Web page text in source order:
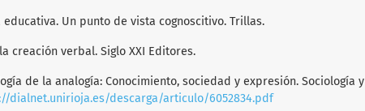
educativa. Un punto de vista cognoscitivo. Trillas.
creación verbal. Siglo XXI Editores.
de la analogía: Conocimiento, sociedad y expresión. Sociología y
dialnet.unirioja.es/descarga/articulo/6052834.pdf